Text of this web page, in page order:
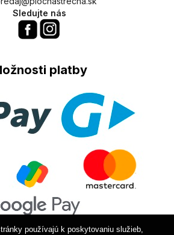
Sledujte nás
platby
používajú k poskytovaniu služieb,